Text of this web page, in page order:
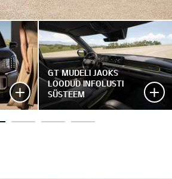
GT MUDELI JAOKS
LOODUD INFOLUSTI
SÜSTEEM